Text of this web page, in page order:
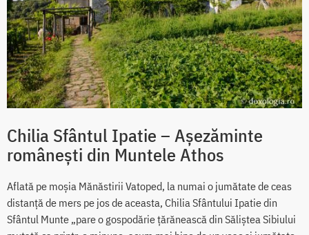
Chilia Sfântul Ipatie – Așezăminte
românești din Muntele Athos
Aflată pe moşia Mănăstirii Vatoped, la numai o jumătate de ceas
distanţă de mers pe jos de aceasta, Chilia Sfântului Ipatie din
Sfântul Munte „pare o gospodărie ţărănească din Săliştea Sibiului